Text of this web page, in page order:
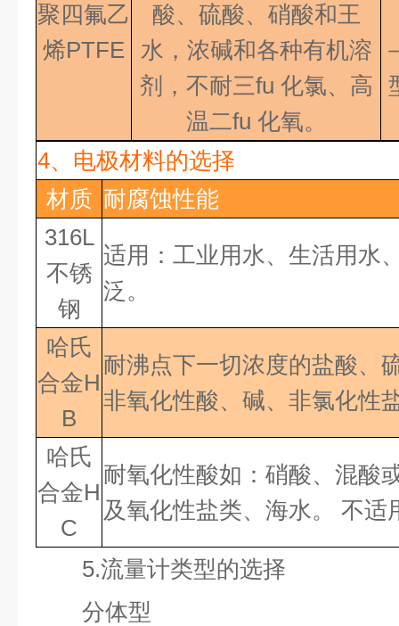
聚四氟乙
烯PTFE
酸、硫酸、硝酸和王
水，浓碱和各种有机溶
剂，不耐三fu 化氯、高
温二fu 化氧。
4、 电极材料的选择
材质 耐腐蚀性能
316L
不锈
钢
适用：工业用水、生活用水
泛。
哈氏
合金H
B
耐沸点下一切浓度的盐酸、
非氧化性酸、碱、非氯化性
哈氏
合金H
C
耐氧化性酸如：硝酸、混酸
及氧化性盐类、海水。
不适
5.流量计类型的选择
分体型